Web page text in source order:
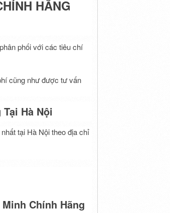
HÃNG
phối với các tiêu chí
cũng như được tư vấn
Hà Nội
tại Hà Nội theo địa chỉ
Chính Hãng